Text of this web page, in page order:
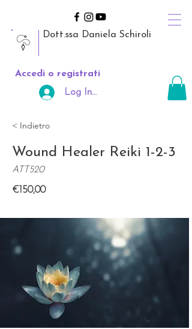
Dott.ssa Daniela Schiroli
Accedi o registrati
Log In Area Riservata
< Indietro
Wound Healer Reiki 1-2-3
ATT520
€150,00